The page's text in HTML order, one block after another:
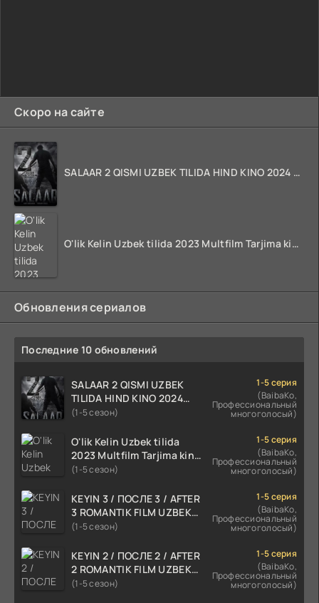
Скоро на сайте
SALAAR 2 QISMI UZBEK TILIDA HIND KINO 2024 TARJIMA 720p HD Skachat
O'lik Kelin Uzbek tilida 2023 Multfilm Tarjima kino skachat
Обновления сериалов
Последние 10 обновлений
SALAAR 2 QISMI UZBEK
TILIDA HIND KINO 2024
TARJIMA 720p HD Skachat
(1-5 сезон)
1-5 серия
(BaibaKo,
Профессиональный
многоголосый)
O'lik Kelin Uzbek tilida
2023 Multfilm Tarjima kino
skachat
(1-5 сезон)
1-5 серия
(BaibaKo,
Профессиональный
многоголосый)
KEYIN 3 / ПОСЛЕ 3 / AFTER
3 ROMANTIK FILM UZBEK
TILIDA 2021 TARJIMA FILM
(1-5 сезон)
1-5 серия
(BaibaKo,
Профессиональный
многоголосый)
KEYIN 2 / ПОСЛЕ 2 / AFTER
2 ROMANTIK FILM UZBEK
TILIDA 2020 TARJIMA FILM
(1-5 сезон)
1-5 серия
(BaibaKo,
Профессиональный
многоголосый)